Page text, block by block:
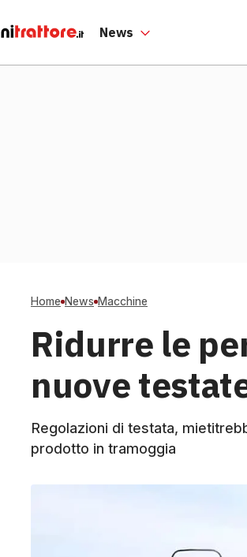
News
Home News Macchine
Ridurre le
nuove
Regolazioni di testata,
prodotto in tramoggia